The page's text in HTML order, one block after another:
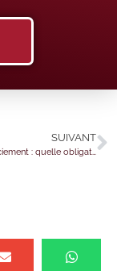
SUIVANT
Motifs de licenciement : quelle obligation pour l’employeur ?